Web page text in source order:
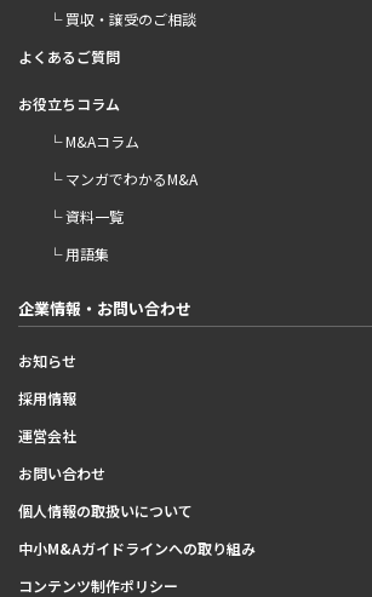
└ 買収・譲受のご相談
よくあるご質問
お役立ちコラム
└ M&Aコラム
└ マンガでわかるM&A
└ 資料一覧
└ 用語集
企業情報・お問い合わせ
お知らせ
採用情報
運営会社
お問い合わせ
個人情報の取扱いについて
中小M&Aガイドラインへの取り組み
コンテンツ制作ポリシー